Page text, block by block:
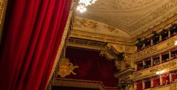
SPIELPLAN
SITZPLAN